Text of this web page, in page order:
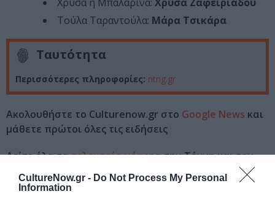
CultureNow.gr - Do Not Process My Personal
Information
Τούλα Ταραντούλα: Μάρα Τσικάρα
Ταυτότητα
Περισσότερες πληροφορίες: ntng.gr
Ακολουθήστε το Culturenow.gr στο Google News και
μάθετε πρώτοι όλες τις ειδήσεις
Δείτε όλα τατελευταία νέαγια την Τέχνη και τον
Πολιτισμό στο
Culturenow.gr